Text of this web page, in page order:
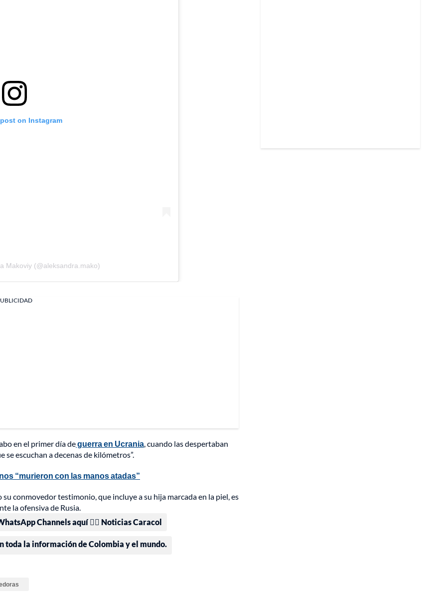
on Instagram
Makoviy (@aleksandra.mako)
en el primer día deguerra en Ucrania, cuando las despertaban
escuchan a decenas de kilómetros”.
“murieron con las manos atadas”
conmovedor testimonio, que incluye a su hija marcada en la piel, es
la ofensiva de Rusia.
Channels aquí 👉🏻 Noticias Caracol
toda la información de Colombia y el mundo.